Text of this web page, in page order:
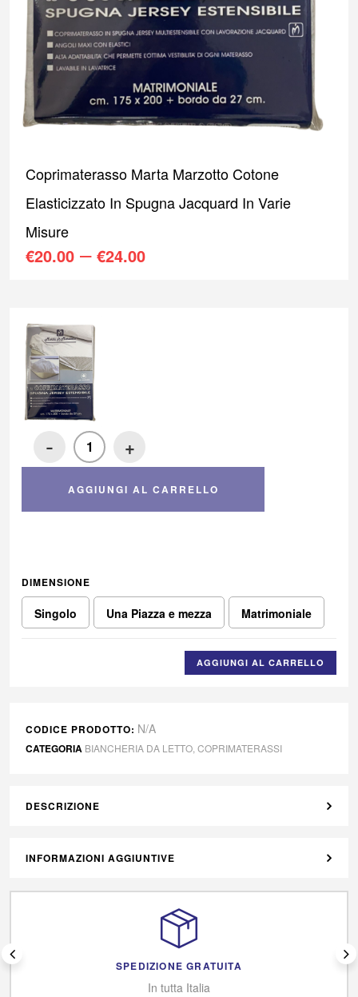
Coprimaterasso Marta Marzotto Cotone
Elasticizzato In Spugna Jacquard In Varie
Misure
€20.00 – €24.00
- +
AGGIUNGI AL CARRELLO
DIMENSIONE
Singolo Una Piazza e mezza Matrimoniale
AGGIUNGI AL CARRELLO
CODICE PRODOTTO: N/A
CATEGORIA BIANCHERIA DA LETTO COPRIMATERASSI
DESCRIZIONE
INFORMAZIONI AGGIUNTIVE
SPEDIZIONE GRATUITA
In tutta Italia